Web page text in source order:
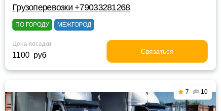
Грузоперевозки +79033281268
ПО ГОРОДУ МЕЖГОРОД
Цена посадки
1100 руб Связаться
7 10